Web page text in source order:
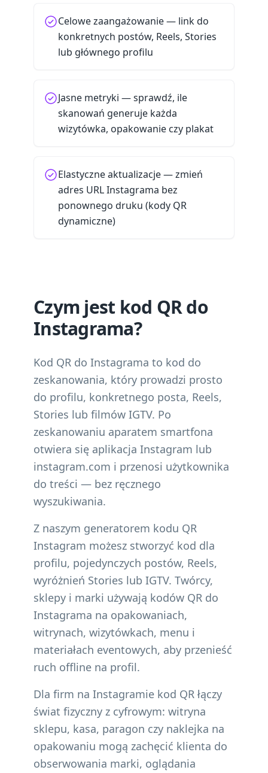
Celowe zaangażowanie — link do
konkretnych postów, Reels, Stories
lub głównego profilu
Jasne metryki — sprawdź, ile
skanowań generuje każda
wizytówka, opakowanie czy plakat
Elastyczne aktualizacje — zmień
adres URL Instagrama bez
ponownego druku (kody QR
dynamiczne)
Czym jest kod QR do
Instagrama?
Kod QR do Instagrama to kod do
zeskanowania, który prowadzi prosto
do profilu, konkretnego posta, Reels,
Stories lub filmów IGTV. Po
zeskanowaniu aparatem smartfona
otwiera się aplikacja Instagram lub
instagram.com i przenosi użytkownika
do treści — bez ręcznego
wyszukiwania.
Z naszym generatorem kodu QR
Instagram możesz stworzyć kod dla
profilu, pojedynczych postów, Reels,
wyróżnień Stories lub IGTV. Twórcy,
sklepy i marki używają kodów QR do
Instagrama na opakowaniach,
witrynach, wizytówkach, menu i
materiałach eventowych, aby przenieść
ruch offline na profil.
Dla firm na Instagramie kod QR łączy
świat fizyczny z cyfrowym: witryna
sklepu, kasa, paragon czy naklejka na
opakowaniu mogą zachęcić klienta do
obserwowania marki, oglądania